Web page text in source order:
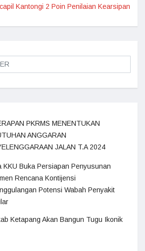
Kantongi 2 Poin Penilaian Kearsipan
PKRMS MENENTUKAN
ANGGARAN
JALAN T.A 2024
KKU Buka Persiapan Penyusunan
Rencana Kontijensi
Potensi Wabah Penyakit
Ketapang Akan Bangun Tugu Ikonik